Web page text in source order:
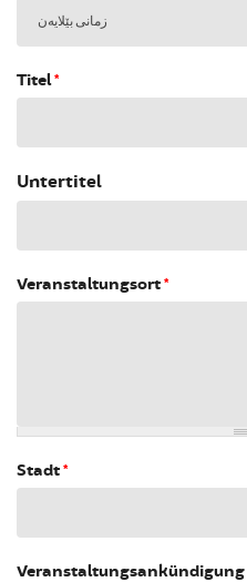
Titel*
Untertitel
Veranstaltungsort*
Stadt*
Veranstaltungsankündigung